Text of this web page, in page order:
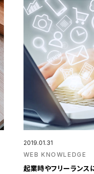
2019.01.31
WEB KNOWLEDGE
起業時やフリーラン